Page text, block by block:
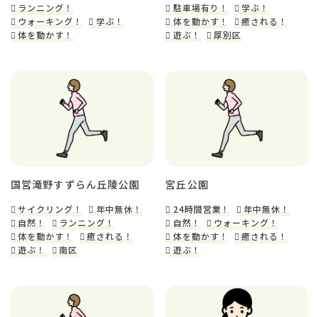
ランニング！
ウォーキング！
学ぶ！
体を動かす！
駐車場有り！
学ぶ！
体を動かす！
癒される！
遊ぶ！
厚別区
国営滝野すずらん丘陵公園
サイクリング！
年中無休！
自然！
ランニング！
体を動かす！
癒される！
遊ぶ！
南区
宮丘公園
24時間営業！
年中無休！
自然！
ウォーキング！
体を動かす！
癒される！
遊ぶ！